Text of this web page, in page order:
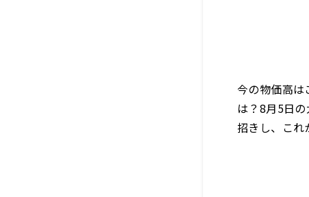
今の物価高は
は？8月5日
招きし、これ